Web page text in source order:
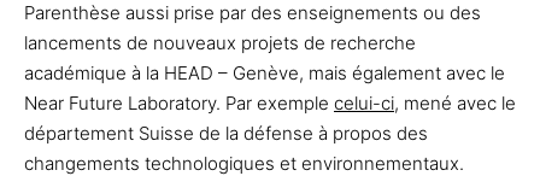
Parenthèse aussi prise par des enseignements ou des
lancements de nouveaux projets de recherche
académique à la HEAD – Genève, mais également avec le
Near Future Laboratory. Par exemple celui-ci, mené avec le
département Suisse de la défense à propos des
changements technologiques et environnementaux.